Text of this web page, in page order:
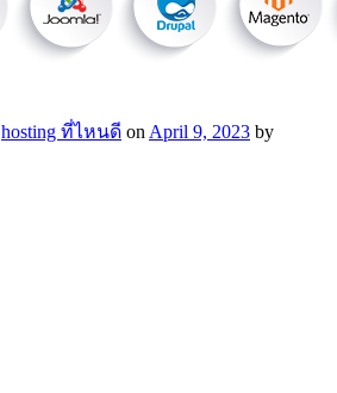
hosting ที่ไหนดี on April 9, 2023 by